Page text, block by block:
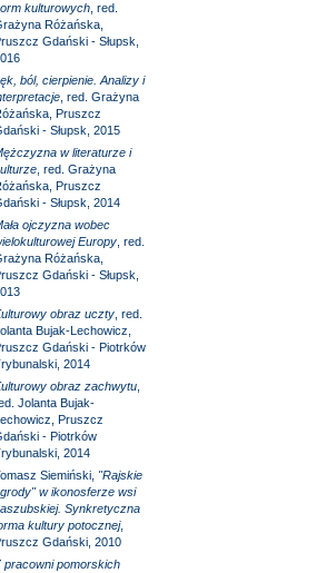
kulturowych, red.
Różańska,
Gdański - Słupsk,
ból, cierpienie. Analizy i
, red. Grażyna
Pruszcz
- Słupsk, 2015
w literaturze i
, red. Grażyna
Pruszcz
- Słupsk, 2014
ojczyzna wobec
Europy, red.
Różańska,
Gdański - Słupsk,
obraz uczty, red.
Bujak-Lechowicz,
Gdański - Piotrków
2014
obraz zachwytu,
Jolanta Bujak-
Pruszcz
- Piotrków
2014
Siemiński, "Rajskie
w ikonosferze wsi
Synkretyczna
kultury potocznej,
Gdański, 2010
pracowni pomorskich